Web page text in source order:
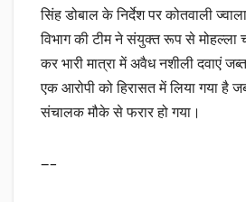
सिंह डोबाल के निर्देश पर कोतवाली
विभाग की टीम ने संयुक्त रूप से मोहल्ला
कर भारी मात्रा में अवैध नशीली दवाएं
एक आरोपी को हिरासत में लिया गया है
संचालक मौके से फरार हो गया।
—–